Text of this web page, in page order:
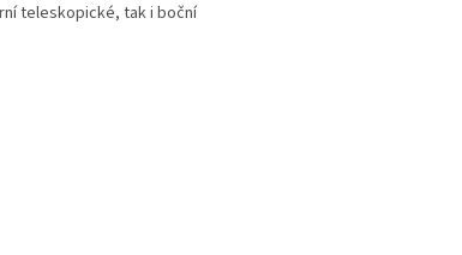
teleskopické, tak i boční